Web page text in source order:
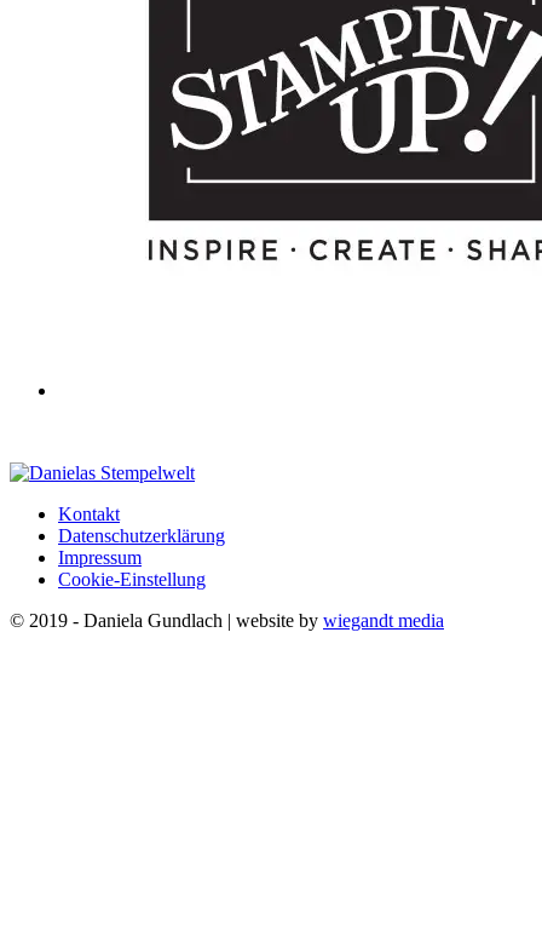
Kontakt
Datenschutzerklärung
Impressum
Cookie-Einstellung
© 2019 - Daniela Gundlach | website by wiegandt media